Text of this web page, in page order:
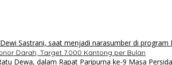
Darah, Target 7.000 Kantong per Bulan